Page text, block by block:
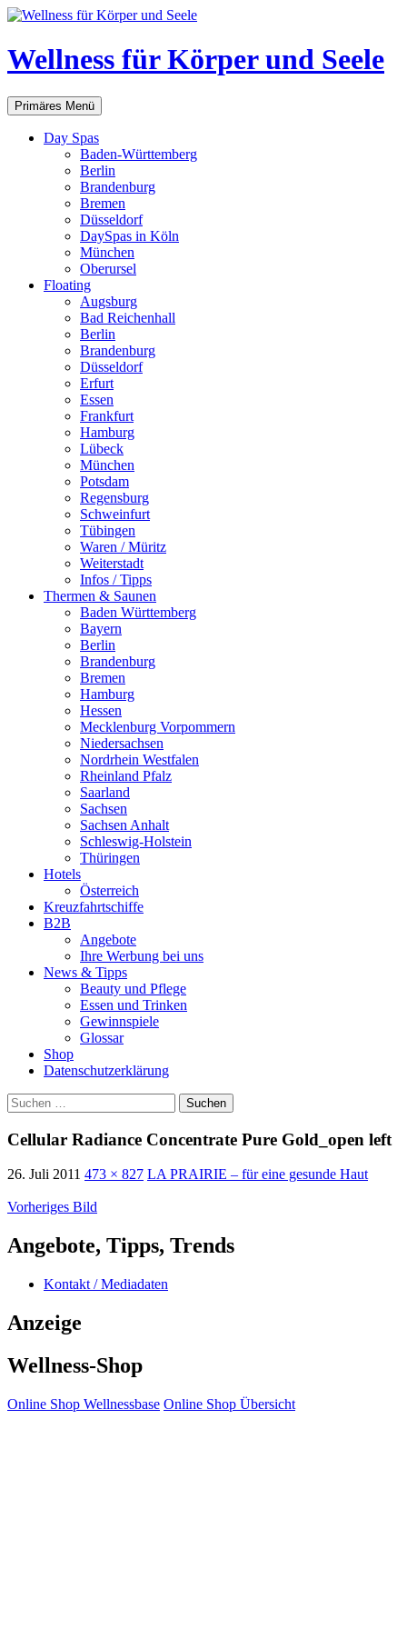
Zum
springen
Wellness für Körper und Seele
Suchen
Primäres Menü
Day Spas
Baden-Württemberg
Berlin
Brandenburg
Bremen
Düsseldorf
DaySpas in Köln
München
Oberursel
Floating
Augsburg
Bad Reichenhall
Berlin
Brandenburg
Düsseldorf
Erfurt
Essen
Frankfurt
Hamburg
Lübeck
München
Potsdam
Regensburg
Schweinfurt
Tübingen
Waren / Müritz
Weiterstadt
Infos / Tipps
Thermen & Saunen
Baden Württemberg
Bayern
Berlin
Brandenburg
Bremen
Hamburg
Hessen
Mecklenburg Vorpommern
Niedersachsen
Nordrhein Westfalen
Rheinland Pfalz
Saarland
Sachsen
Sachsen Anhalt
Schleswig-Holstein
Thüringen
Hotels
Österreich
Kreuzfahrtschiffe
B2B
Angebote
Ihre Werbung bei uns
News & Tipps
Beauty und Pflege
Essen und Trinken
Gewinnspiele
Glossar
Shop
Datenschutzerklärung
Suchen
nach:
Cellular Radiance Concentrate Pure Gold_open left
26. Juli 2011 473 × 827 LA PRAIRIE – für eine gesunde Haut
Vorheriges Bild
Angebote, Tipps, Trends
Kontakt / Mediadaten
Anzeige
Wellness-Shop
Online Shop Wellnessbase Online Shop Übersicht